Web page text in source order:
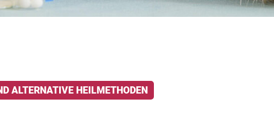
ALTERNATIVE HEILMETHODEN